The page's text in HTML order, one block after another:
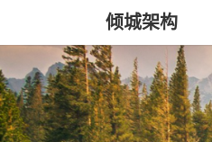
倾城架构